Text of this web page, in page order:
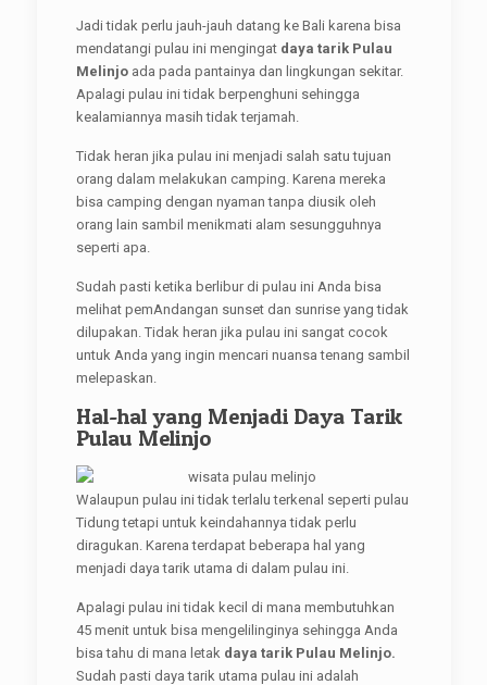
Jadi tidak perlu jauh-jauh datang ke Bali karena bisa
mendatangi pulau ini mengingat daya tarik Pulau
Melinjo ada pada pantainya dan lingkungan sekitar.
Apalagi pulau ini tidak berpenghuni sehingga
kealamiannya masih tidak terjamah.
Tidak heran jika pulau ini menjadi salah satu tujuan
orang dalam melakukan camping. Karena mereka
bisa camping dengan nyaman tanpa diusik oleh
orang lain sambil menikmati alam sesungguhnya
seperti apa.
Sudah pasti ketika berlibur di pulau ini Anda bisa
melihat pemAndangan sunset dan sunrise yang tidak
dilupakan. Tidak heran jika pulau ini sangat cocok
untuk Anda yang ingin mencari nuansa tenang sambil
melepaskan.
Hal-hal yang Menjadi Daya Tarik
Pulau Melinjo
Walaupun pulau ini tidak terlalu terkenal seperti pulau
Tidung tetapi untuk keindahannya tidak perlu
diragukan. Karena terdapat beberapa hal yang
menjadi daya tarik utama di dalam pulau ini.
Apalagi pulau ini tidak kecil di mana membutuhkan
45 menit untuk bisa mengelilinginya sehingga Anda
bisa tahu di mana letak daya tarik Pulau Melinjo.
Sudah pasti daya tarik utama pulau ini adalah